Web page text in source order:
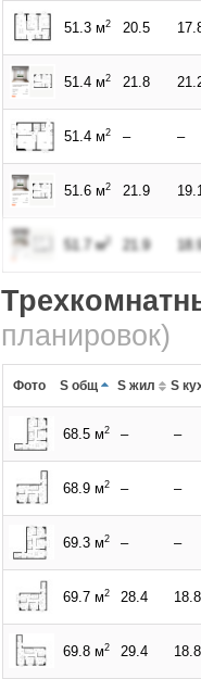
51.3 м2 20.5
51.4 м2 21.8
51.4 м2 – –
51.6 м2 21.9
51.7 м2 21.9
планировок)
Фото S общ S жил S
68.5 м2 – –
68.9 м2 – –
69.3 м2 – –
69.7 м2 28.4 18.8
69.8 м2 29.4 18.8